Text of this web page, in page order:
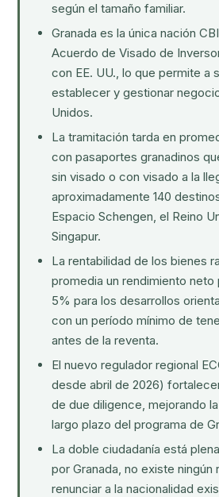
según el tamaño familiar.
Granada es la única nación
Acuerdo de Visado de
con EE. UU., lo que permite a
establecer y gestionar
Unidos.
La tramitación tarda en
con pasaportes granadinos
sin visado o con visado a la
aproximadamente 140
Espacio Schengen, el Reino
Singapur.
La rentabilidad de los bienes
promedia un rendimiento neto
5% para los desarrollos
con un período mínimo de
antes de la reventa.
El nuevo regulador regional
desde abril de 2026)
de due diligence, mejorando
largo plazo del programa de
La doble ciudadanía está
por Granada, no existe ningún
renunciar a la nacionalidad